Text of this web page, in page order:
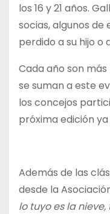
los 16 y 21 años.
socias, algunos de
perdido a su hijo o
Cada año son
se suman a este
los concejos
próxima edición ya
Además de las
desde la
lo tuyo es la